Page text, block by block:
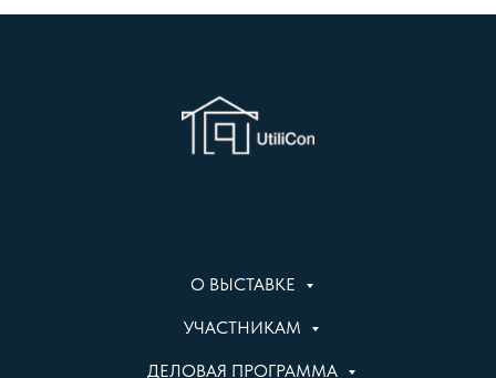
О ВЫСТАВКЕ
УЧАСТНИКАМ
ДЕЛОВАЯ ПРОГРАММА